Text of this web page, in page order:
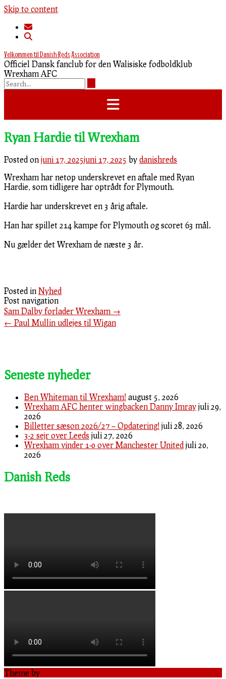
Skip to content
Velkommen til Danish Reds Association
Officiel Dansk fanclub for den Walisiske fodboldklub
Wrexham AFC
Ryan Hardie til Wrexham
Posted onjuni 17, 2025juni 17, 2025 by danishreds
Wrexham har netop underskrevet en aftale med Ryan
Hardie, som tidligere har optrådt for Plymouth.
Hardie har underskrevet en 3 årig aftale.
Han har spillet 214 kampe for Plymouth og scoret 63 mål.
Nu gælder det Wrexham de næste 3 år.
Posted in Nyhed
Post navigation
Sam Dalby forlader Wrexham →
← Paul Mullin udlejes til Wigan
Seneste nyheder
Ben Whiteman til Wrexham! august 5, 2026
Wrexham AFC henter wingbacken Danny Imray juli 29,
2026
Billetter sæson 2026/27 – Opdatering! juli 28, 2026
3-2 sejr over Leeds juli 27, 2026
Wrexham vinder 1-0 over Manchester United juli 20,
2026
Danish Reds
Theme by